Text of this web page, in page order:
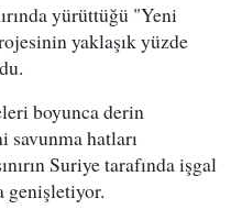
yürüttüğü "Yeni
yaklaşık yüzde
boyunca derin
savunma hatları
Suriye tarafında işgal
genişletiyor.